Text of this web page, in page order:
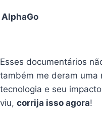
AlphaGo
Esses documentários
também me deram uma
tecnologia e seu
viu,corrija isso agora!